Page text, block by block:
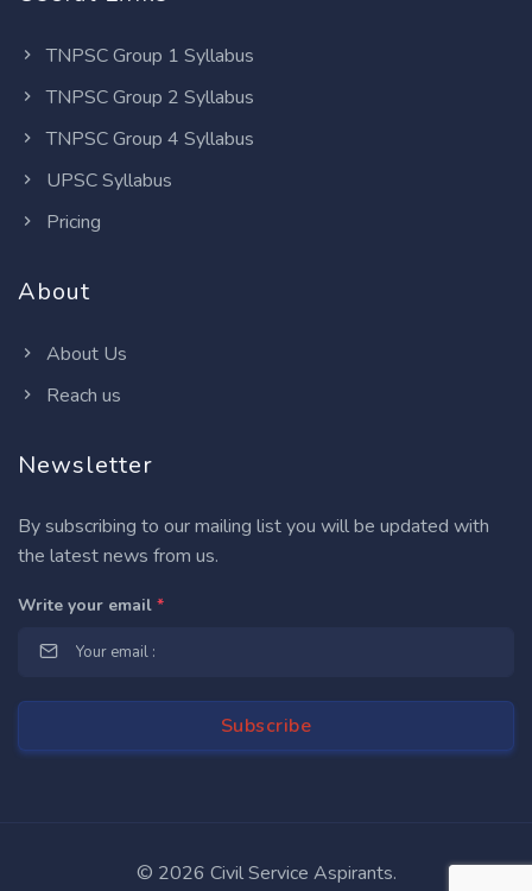
TNPSC Group 1 Syllabus
TNPSC Group 2 Syllabus
TNPSC Group 4 Syllabus
UPSC Syllabus
Pricing
About
About Us
Reach us
Newsletter
By subscribing to our mailing list you will be updated with
the latest news from us.
Write your email *
© 2026 Civil Service Aspirants.